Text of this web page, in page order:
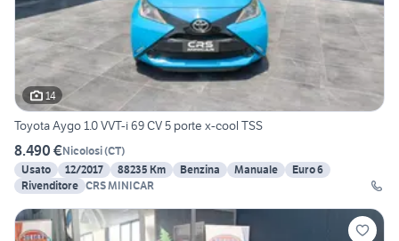
14
Toyota Aygo 1.0 VVT-i 69 CV 5 porte x-cool TSS
8.490 €Nicolosi(CT)
Usato
12/2017 88235 Km Benzina Manuale
Euro 6
Rivenditore CRS MINICAR